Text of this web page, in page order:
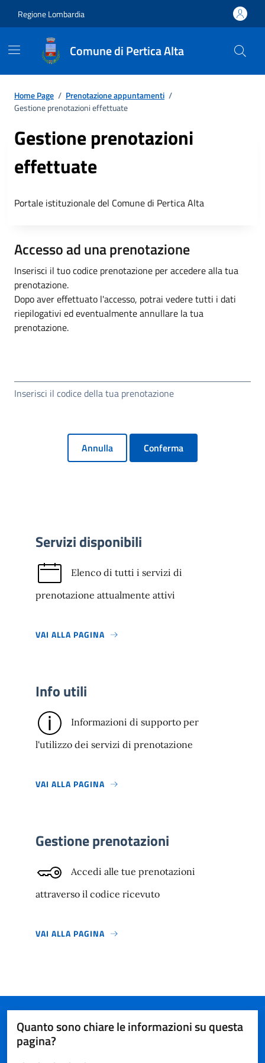
Regione Lombardia
Comune di Pertica Alta
Home Page / Prenotazione appuntamenti /
Gestione prenotazioni effettuate
Gestione prenotazioni
effettuate
Portale istituzionale del Comune di Pertica Alta
Accesso ad una prenotazione
Inserisci il tuo codice prenotazione per accedere alla tua
prenotazione.
Dopo aver effettuato l'accesso, potrai vedere tutti i dati
riepilogativi ed eventualmente annullare la tua
prenotazione.
Inserisci il codice della tua prenotazione
Annulla Conferma
Servizi disponibili
Elenco di tutti i servizi di
prenotazione attualmente attivi
VAI ALLA PAGINA
Info utili
Informazioni di supporto per
l'utilizzo dei servizi di prenotazione
VAI ALLA PAGINA
Gestione prenotazioni
Accedi alle tue prenotazioni
attraverso il codice ricevuto
VAI ALLA PAGINA
Quanto sono chiare le informazioni su questa
pagina?